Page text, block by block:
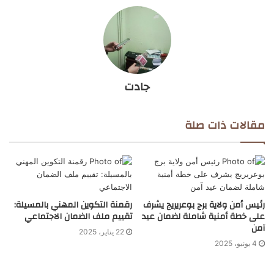
جادت
مقالات ذات صلة
رئيس أمن ولاية برج بوعريريج يشرف
على خطة أمنية شاملة لضمان عيد
آمن
4 يونيو، 2025
رقمنة التكوين المهني بالمسيلة:
تقييم ملف الضمان الاجتماعي
22 يناير، 2025